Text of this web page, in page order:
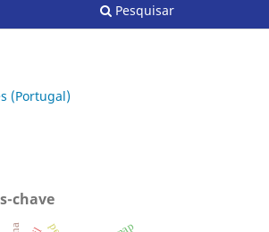
Pesquisar
(Portugal)
chave